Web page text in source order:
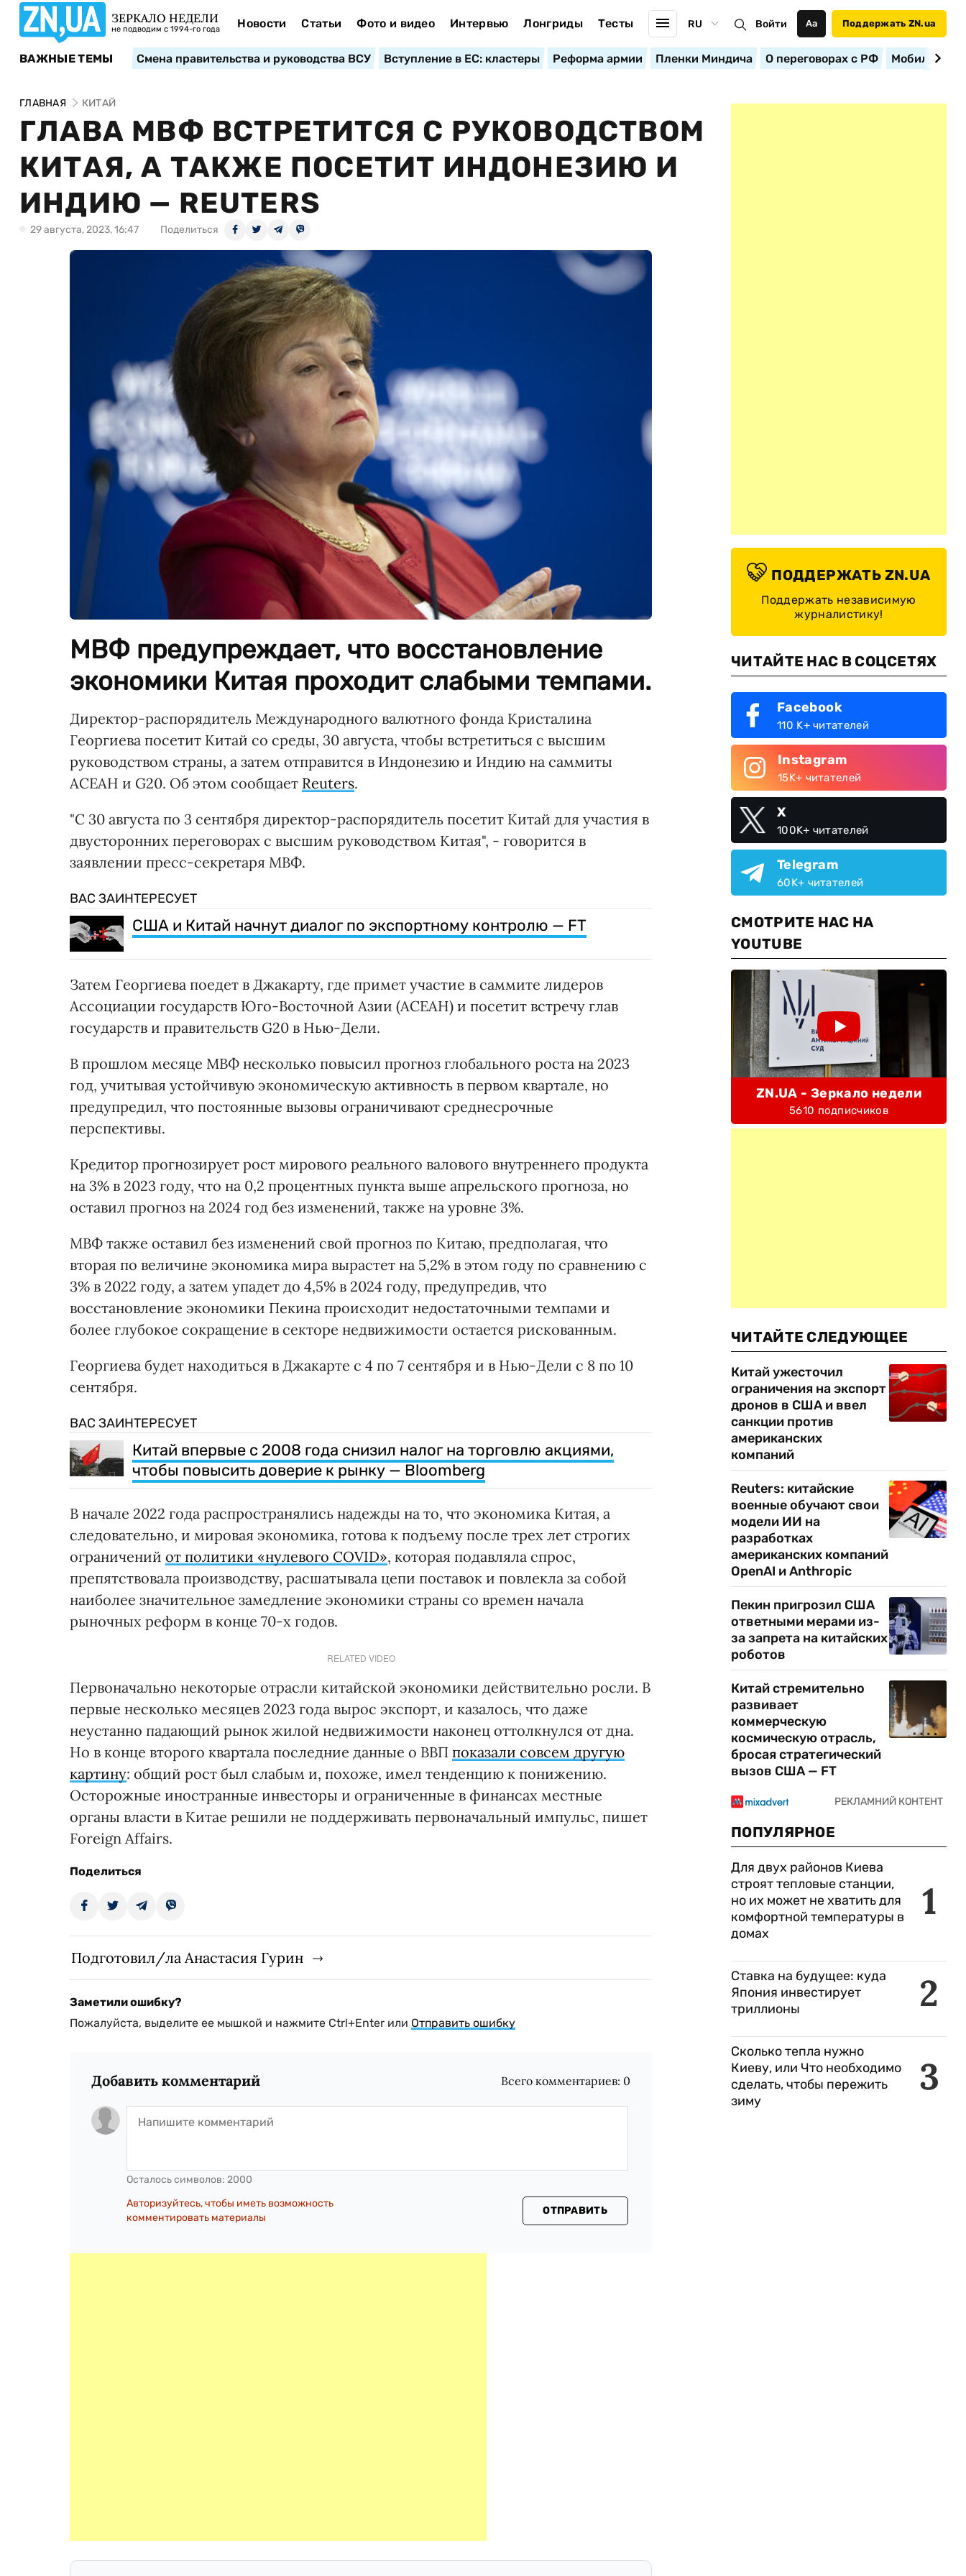
ЗЕРКАЛО НЕДЕЛИ
не подводим с 1994-го года Новости Статьи Фото и видео Интервью Лонгриды Тесты RU Войти Аа Поддержать ZN.ua
ВАЖНЫЕ ТЕМЫ Смена правительства и руководства ВСУ Вступление в ЕС: кластеры Реформа армии Пленки Миндича О переговорах с РФ
ГЛАВНАЯ КИТАЙ
ГЛАВА МВФ ВСТРЕТИТСЯ С РУКОВОДСТВОМ
КИТАЯ, А ТАКЖЕ ПОСЕТИТ ИНДОНЕЗИЮ И
ИНДИЮ — REUTERS
29 августа, 2023, 16:47 Поделиться
МВФ предупреждает, что восстановление
экономики Китая проходит слабыми темпами.
Директор-распорядитель Международного валютного фонда Кристалина
Георгиева посетит Китай со среды, 30 августа, чтобы встретиться с высшим
руководством страны, а затем отправится в Индонезию и Индию на саммиты
АСЕАН и G20. Об этом сообщает Reuters.
"С 30 августа по 3 сентября директор-распорядитель посетит Китай для участия в
двусторонних переговорах с высшим руководством Китая", - говорится в
заявлении пресс-секретаря МВФ.
ВАС ЗАИНТЕРЕСУЕТ
США и Китай начнут диалог по экспортному контролю — FT
Затем Георгиева поедет в Джакарту, где примет участие в саммите лидеров
Ассоциации государств Юго-Восточной Азии (АСЕАН) и посетит встречу глав
государств и правительств G20 в Нью-Дели.
В прошлом месяце МВФ несколько повысил прогноз глобального роста на 2023
год, учитывая устойчивую экономическую активность в первом квартале, но
предупредил, что постоянные вызовы ограничивают среднесрочные
перспективы.
Кредитор прогнозирует рост мирового реального валового внутреннего продукта
на 3% в 2023 году, что на 0,2 процентных пункта выше апрельского прогноза, но
оставил прогноз на 2024 год без изменений, также на уровне 3%.
МВФ также оставил без изменений свой прогноз по Китаю, предполагая, что
вторая по величине экономика мира вырастет на 5,2% в этом году по сравнению с
3% в 2022 году, а затем упадет до 4,5% в 2024 году, предупредив, что
восстановление экономики Пекина происходит недостаточными темпами и
более глубокое сокращение в секторе недвижимости остается рискованным.
Георгиева будет находиться в Джакарте с 4 по 7 сентября и в Нью-Дели с 8 по 10
сентября.
ВАС ЗАИНТЕРЕСУЕТ
Китай впервые с 2008 года снизил налог на торговлю акциями,
чтобы повысить доверие к рынку — Bloomberg
В начале 2022 года распространялись надежды на то, что экономика Китая, а
следовательно, и мировая экономика, готова к подъему после трех лет строгих
ограничений от политики «нулевого COVID», которая подавляла спрос,
препятствовала производству, расшатывала цепи поставок и повлекла за собой
наиболее значительное замедление экономики страны со времен начала
рыночных реформ в конце 70-х годов.
RELATED VIDEO
Первоначально некоторые отрасли китайской экономики действительно росли. В
первые несколько месяцев 2023 года вырос экспорт, и казалось, что даже
неустанно падающий рынок жилой недвижимости наконец оттолкнулся от дна.
Но в конце второго квартала последние данные о ВВП показали совсем другую
картину: общий рост был слабым и, похоже, имел тенденцию к понижению.
Осторожные иностранные инвесторы и ограниченные в финансах местные
органы власти в Китае решили не поддерживать первоначальный импульс, пишет
Foreign Affairs.
Поделиться
Подготовил/ла Анастасия Гурин
Заметили ошибку?
Пожалуйста, выделите ее мышкой и нажмите Ctrl+Enter или Отправить ошибку
Добавить комментарий Всего комментариев: 0
Осталось символов: 2000
Авторизуйтесь, чтобы иметь возможность
комментировать материалы
ОТПРАВИТЬ
ПОДДЕРЖАТЬ ZN.UA
Поддержать независимую
журналистику!
ЧИТАЙТЕ НАС В СОЦСЕТЯХ
Facebook
110 K+ читателей
Instagram
15K+ читателей
X
100K+ читателей
Telegram
60K+ читателей
СМОТРИТЕ НАС НА
YOUTUBE
ZN.UA - Зеркало недели
5610 подписчиков
ЧИТАЙТЕ СЛЕДУЮЩЕЕ
Китай ужесточил
ограничения на экспорт
дронов в США и ввел
санкции против
американских
компаний
Reuters: китайские
военные обучают свои
модели ИИ на
разработках
американских компаний
OpenAI и Anthropic
Пекин пригрозил США
ответными мерами из-
за запрета на китайских
роботов
Китай стремительно
развивает
коммерческую
космическую отрасль,
бросая стратегический
вызов США — FT
ПОПУЛЯРНОЕ
1
Для двух районов Киева
строят тепловые станции,
но их может не хватить для
комфортной температуры в
домах
2
Ставка на будущее: куда
Япония инвестирует
триллионы
3
Сколько тепла нужно
Киеву, или Что необходимо
сделать, чтобы пережить
зиму